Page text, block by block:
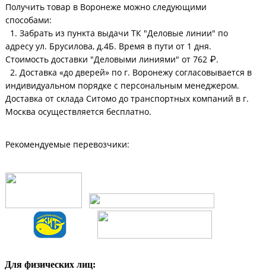
Получить товар в Воронеже можно следующими
способами:
1. Забрать из пункта выдачи ТК "Деловые линии" по
адресу ул. Брусилова, д.4Б. Время в пути от 1 дня.
Стоимость доставки "Деловыми линиями" от 762 ₽.
2. Доставка «до дверей» по г. Воронежу согласовывается в
индивидуальном порядке с персональным менеджером.
Доставка от склада Ситомо до транспортных компаний в г.
Москва осуществляется бесплатно.
Рекомендуемые перевозчики:
Для физических лиц: